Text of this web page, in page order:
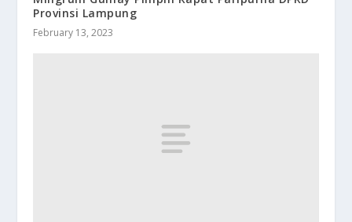
Provinsi Lampung
February 13, 2023